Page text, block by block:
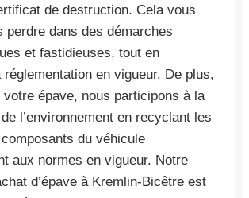
de destruction. Cela vous
perdre dans des démarches
et fastidieuses, tout en
en vigueur. De plus,
épave, nous participons à la
l’environnement en recyclant les
du véhicule
aux normes en vigueur. Notre
d’épave à Kremlin-Bicêtre est